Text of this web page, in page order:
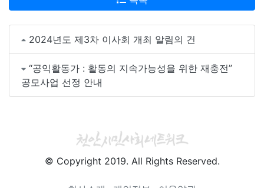
2024년도 제3차 이사회 개최 알림의 건
“공익활동가 : 활동의 지속가능성을 위한 재충전”
공모사업 선정 안내
© Copyright 2019. All Rights Reserved.